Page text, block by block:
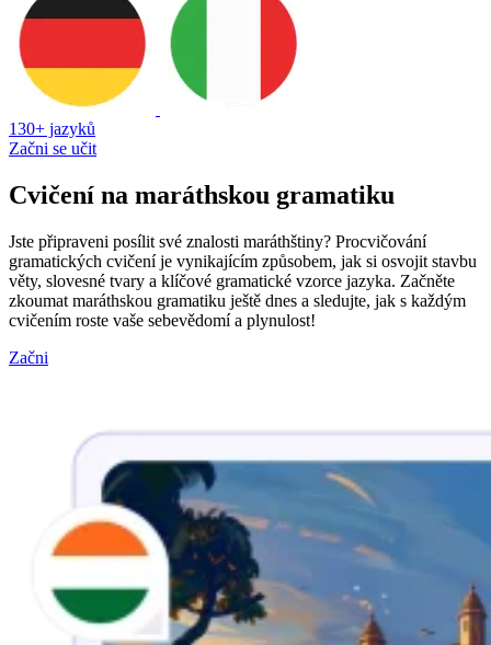
130+ jazyků
Začni se učit
Cvičení na maráthskou gramatiku
Jste připraveni posílit své znalosti maráthštiny? Procvičování
gramatických cvičení je vynikajícím způsobem, jak si osvojit stavbu
věty, slovesné tvary a klíčové gramatické vzorce jazyka. Začněte
zkoumat maráthskou gramatiku ještě dnes a sledujte, jak s každým
cvičením roste vaše sebevědomí a plynulost!
Začni